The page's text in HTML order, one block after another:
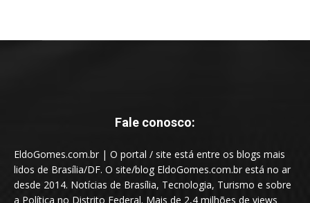
Fale conosco:
EldoGomes.com.br | O portal / site está entre os blogs mais
lidos de Brasília/DF. O site/blog EldoGomes.com.br está no ar
desde 2014. Notícias de Brasília, Tecnologia, Turismo e sobre
a Política no Distrito Federal. Mais de 2,4 milhões de views